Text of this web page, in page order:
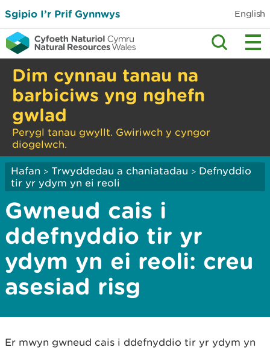
Sgipio I’r Prif Gynnwys English
Dim cynnau tanau na
barbiciws yng nghefn
gwlad
Perygl tanau gwyllt. Gwiriwch y cyngor
diogelwch.
Hafan > Trwyddedau a chaniatadau > Defnyddio
tir yr ydym yn ei reoli
Gwneud cais i
ddefnyddio tir yr
ydym yn ei reoli: creu
asesiad risg
Er mwyn gwneud cais i ddefnyddio tir yr ydym yn